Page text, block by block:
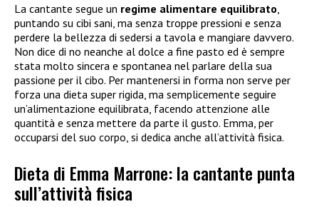
La cantante segue un regime alimentare equilibrato
puntando su cibi sani, ma senza troppe pressioni e senza
perdere la bellezza di sedersi a tavola e mangiare davvero.
Non dice di no neanche al dolce a fine pasto ed è sempre
stata molto sincera e spontanea nel parlare della sua
passione per il cibo. Per mantenersi in forma non serve per
forza una dieta super rigida, ma semplicemente seguire
un’alimentazione equilibrata, facendo attenzione alle
quantità e senza mettere da parte il gusto. Emma, per
occuparsi del suo corpo, si dedica anche all’attività fisica.
Dieta di Emma Marrone: la cantante punta
sull’attività fisica